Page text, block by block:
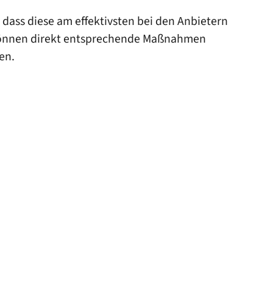
diese am effektivsten bei den Anbietern
direkt entsprechende Maßnahmen